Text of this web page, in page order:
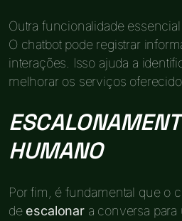
Outra funcionalidade essencial
O chatbot pode registrar
interações. Isso ajuda a
melhorar os serviços
HUMANO
Por fim, é fundamental que o
de escalonara conversa para